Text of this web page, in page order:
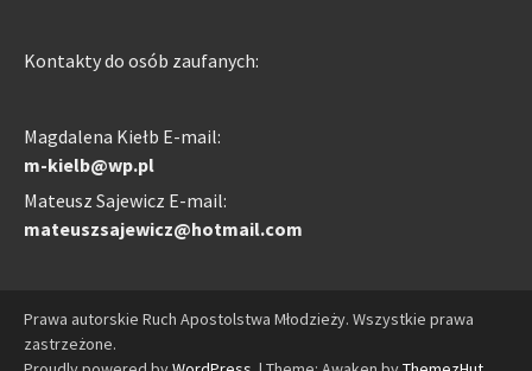
Kontakty do osób zaufanych:
Magdalena Kiełb E-mail:
m-kielb@wp.pl
Mateusz Sajewicz E-mail:
mateuszsajewicz@hotmail.com
Prawa autorskie Ruch Apostolstwa Młodzieży. Wszystkie prawa
zastrzeżone.